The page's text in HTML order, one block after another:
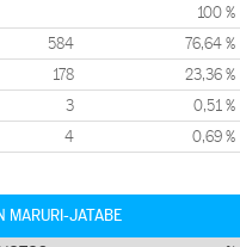
100 %
584 76,64 %
178 23,36 %
3 0,51 %
4 0,69 %
MARURI-JATABE